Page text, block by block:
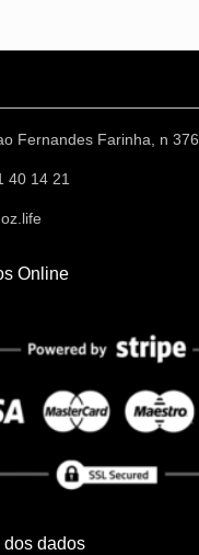
Fernandes Farinha, n 376
40 14 21
Online
dos dados